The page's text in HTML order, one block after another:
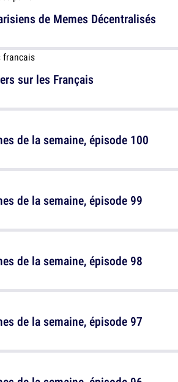
de Memes Décentralisés
de la semaine, épisode 100
de la semaine, épisode 98
sur les Français
de la semaine, épisode 99
de la semaine, épisode 97